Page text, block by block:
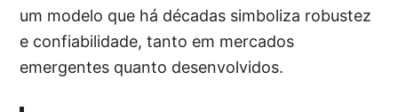
um modelo que há décadas simboliza robustez
e confiabilidade, tanto em mercados
emergentes quanto desenvolvidos.